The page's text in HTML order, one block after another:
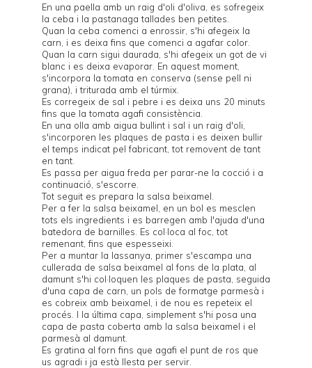
En una paella amb un raig d'oli d'oliva, es sofregeix
la ceba i la pastanaga tallades ben petites.
Quan la ceba comenci a enrossir, s'hi afegeix la
carn, i es deixa fins que comenci a agafar color.
Quan la carn sigui daurada, s'hi afegeix un got de vi
blanc i es deixa evaporar. En aquest moment,
s'incorpora la tomata en conserva (sense pell ni
grana), i triturada amb el túrmix.
Es corregeix de sal i pebre i es deixa uns 20 minuts
fins que la tomata agafi consistència.
En una olla amb aigua bullint i sal i un raig d'oli,
s'incorporen les plaques de pasta i es deixen bullir
el temps indicat pel fabricant, tot removent de tant
en tant.
Es passa per aigua freda per parar-ne la cocció i a
continuació, s'escorre.
Tot seguit es prepara la salsa beixamel.
Per a fer la salsa beixamel, en un bol es mesclen
tots els ingredients i es barregen amb l'ajuda d'una
batedora de barnilles. Es col·loca al foc, tot
remenant, fins que espesseixi.
Per a muntar la lassanya, primer s'escampa una
cullerada de salsa beixamel al fons de la plata, al
damunt s'hi col·loquen les plaques de pasta, seguida
d'una capa de carn, un pols de formatge parmesà i
es cobreix amb beixamel, i de nou es repeteix el
procés. I la última capa, simplement s'hi posa una
capa de pasta coberta amb la salsa beixamel i el
parmesà al damunt.
Es gratina al forn fins que agafi el punt de ros que
us agradi i ja està llesta per servir.